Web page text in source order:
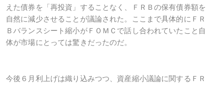
えた債券を「再投資」することなく、ＦＲＢの保有債券額を
自然に減少させることが議論された。ここまで具体的にＦＲ
Ｂバランスシート縮小がＦＯＭＣで話し合われていたこと自
体が市場にとっては驚きだったのだ。
今後６月利上げは織り込みつつ、資産縮小議論に関するＦＲ